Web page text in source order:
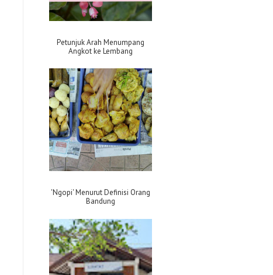
Petunjuk Arah Menumpang
Angkot ke Lembang
'Ngopi' Menurut Definisi Orang
Bandung